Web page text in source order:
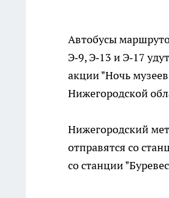
Автобусы
Э‑9, Э‑13 и Э‑17
акции "Ночь
Нижегородской
Нижегородский
отправятся со
со станции